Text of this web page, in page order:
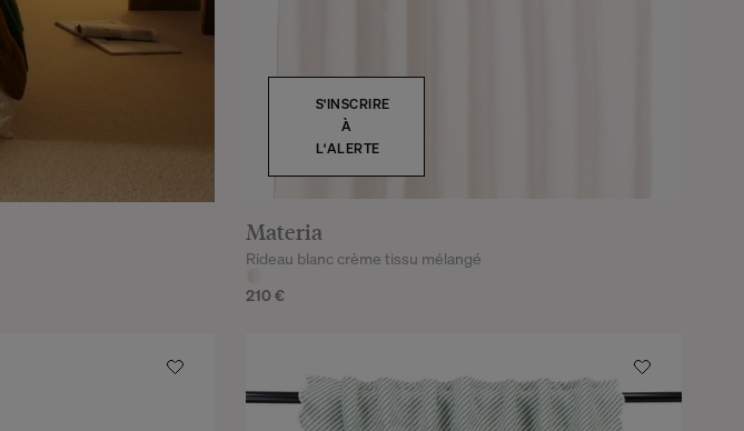
S'INSCRIRE
À
L'ALERTE
Materia
210 €
Rideau blanc crème tissu mélangé